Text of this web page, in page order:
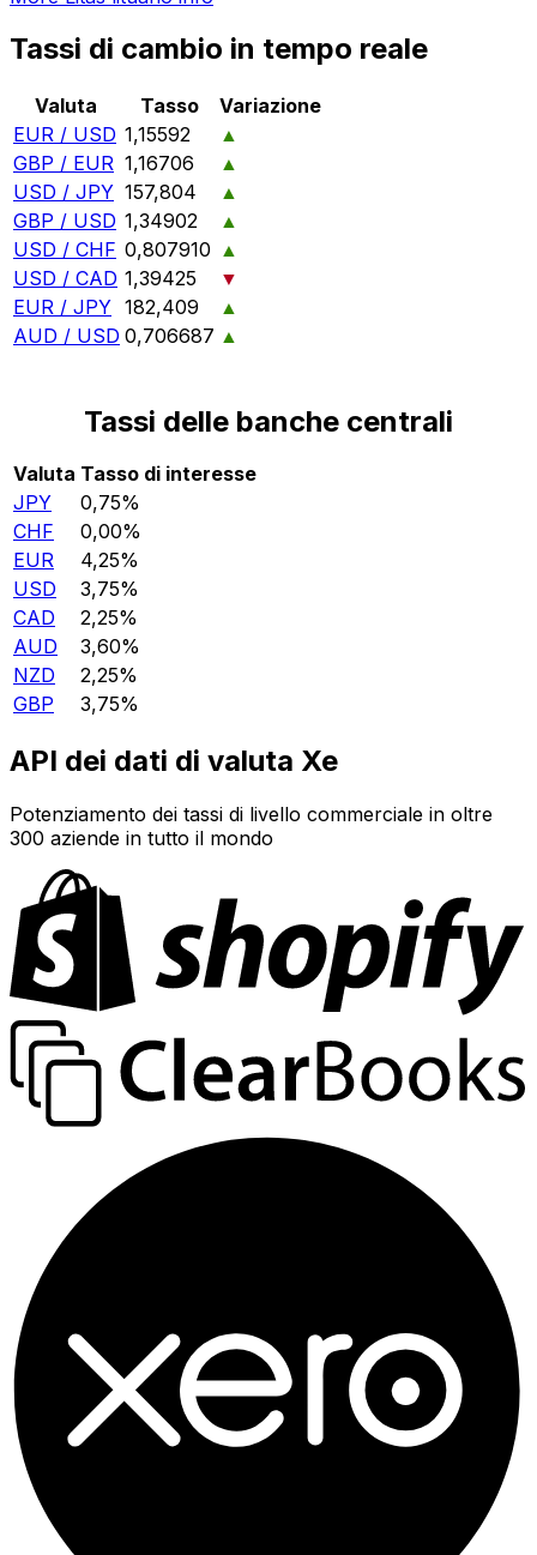
Tassi di cambio in tempo reale
Valuta Tasso
Variazione
EUR / USD 1,15592
▲
GBP / EUR 1,16706
▲
USD / JPY 157,804
▲
GBP / USD 1,34902
▲
USD / CHF 0,807910 ▲
USD / CAD 1,39425
▼
EUR / JPY 182,409
▲
AUD / USD 0,706687 ▲
Tassi delle banche centrali
Valuta Tasso di interesse
JPY
0,75%
CHF
0,00%
EUR
4,25%
USD
3,75%
CAD
2,25%
AUD
3,60%
NZD
2,25%
GBP
3,75%
API dei dati di valuta Xe
Potenziamento dei tassi di livello commerciale in oltre
300 aziende in tutto il mondo